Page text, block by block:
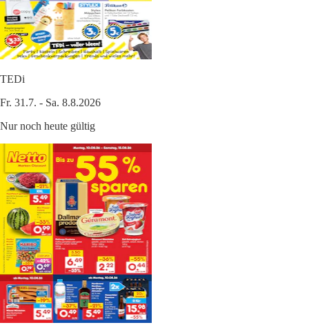
TEDi
Fr. 31.7. - Sa. 8.8.2026
Nur noch heute gültig